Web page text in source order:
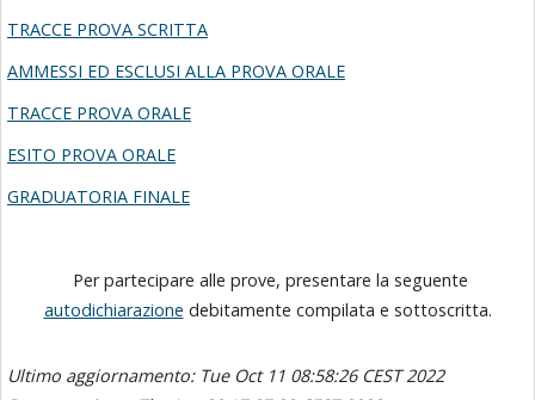
TRACCE PROVA SCRITTA
AMMESSI ED ESCLUSI ALLA PROVA ORALE
TRACCE PROVA ORALE
ESITO PROVA ORALE
GRADUATORIA FINALE
Per partecipare alle prove, presentare la seguente
autodichiarazione debitamente compilata e sottoscritta.
Ultimo aggiornamento: Tue Oct 11 08:58:26 CEST 2022